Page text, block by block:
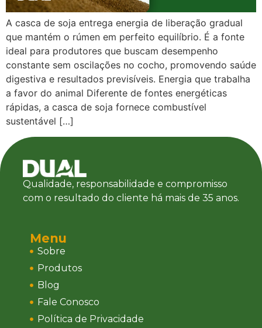
A casca de soja entrega energia de liberação gradual
que mantém o rúmen em perfeito equilíbrio. É a fonte
ideal para produtores que buscam desempenho
constante sem oscilações no cocho, promovendo saúde
digestiva e resultados previsíveis. Energia que trabalha
a favor do animal Diferente de fontes energéticas
rápidas, a casca de soja fornece combustível
sustentável […]
Qualidade, responsabilidade e compromisso
com o resultado do cliente há mais de 35 anos.
Menu
Sobre
Produtos
Blog
Fale Conosco
Política de Privacidade